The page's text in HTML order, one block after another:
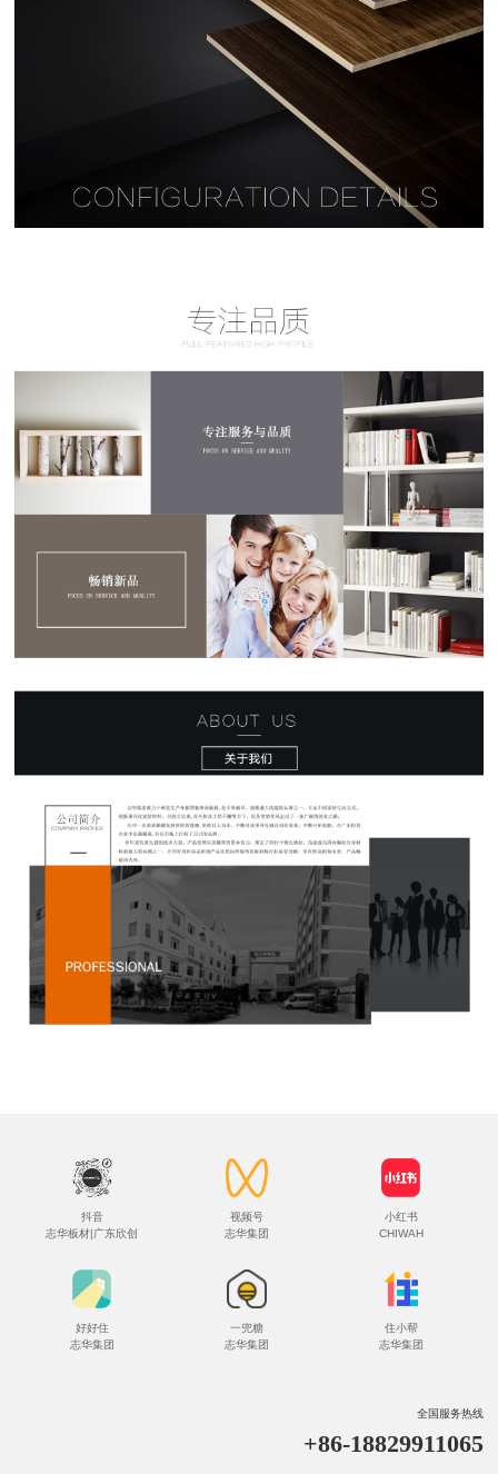
抖音
志华板材|广东欣创
视频号
志华集团
小红书
CHIWAH
好好住
志华集团
一兜糖
志华集团
住小帮
志华集团
全国服务热线
+86-18829911065